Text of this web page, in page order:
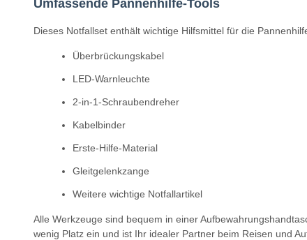
Umfassende Pannenhilfe-Tools
Dieses Notfallset enthält wichtige Hilfsmittel für die
Überbrückungskabel
LED-Warnleuchte
2-in-1-Schraubendreher
Kabelbinder
Erste-Hilfe-Material
Gleitgelenkzange
Weitere wichtige Notfallartikel
Alle Werkzeuge sind bequem in einer
wenig Platz ein und ist Ihr idealer Partner beim Reisen und